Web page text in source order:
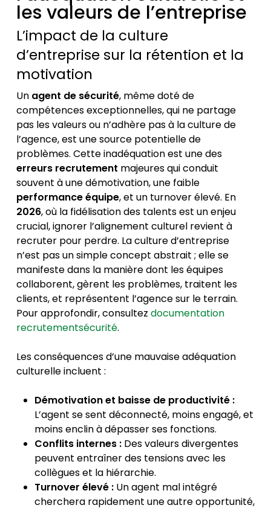
les valeurs de l’entreprise
L’impact de la culture
d’entreprise sur la rétention et la
motivation
Un agent de sécurité, même doté de
compétences exceptionnelles, qui ne partage
pas les valeurs ou n’adhère pas à la culture de
l’agence, est une source potentielle de
problèmes. Cette inadéquation est une des
erreurs recrutement majeures qui conduit
souvent à une démotivation, une faible
performance équipe, et un turnover élevé. En
2026, où la fidélisation des talents est un enjeu
crucial, ignorer l’alignement culturel revient à
recruter pour perdre. La culture d’entreprise
n’est pas un simple concept abstrait ; elle se
manifeste dans la manière dont les équipes
collaborent, gèrent les problèmes, traitent les
clients, et représentent l’agence sur le terrain.
Pour approfondir, consultez documentation
recrutementsécurité.
Les conséquences d’une mauvaise adéquation
culturelle incluent :
Démotivation et baisse de productivité :
L’agent se sent déconnecté, moins engagé, et
moins enclin à dépasser ses fonctions.
Conflits internes :Des valeurs divergentes
peuvent entraîner des tensions avec les
collègues et la hiérarchie.
Turnover élevé :Un agent mal intégré
cherchera rapidement une autre opportunité,